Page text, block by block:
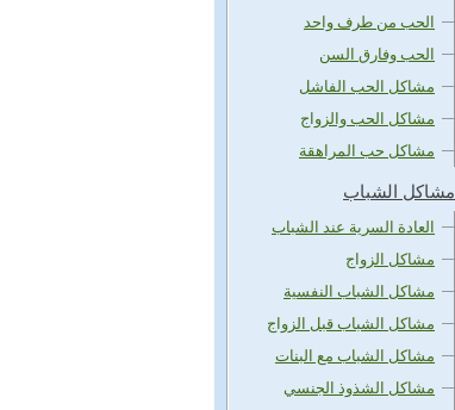
الحب من طرف واحد
الحب وفارق السن
مشاكل الحب الفاشل
مشاكل الحب والزواج
مشاكل حب المراهقة
مشاكل الشباب
العادة السرية عند الشباب
مشاكل الزواج
مشاكل الشباب النفسية
مشاكل الشباب قبل الزواج
مشاكل الشباب مع البنات
مشاكل الشذوذ الجنسي